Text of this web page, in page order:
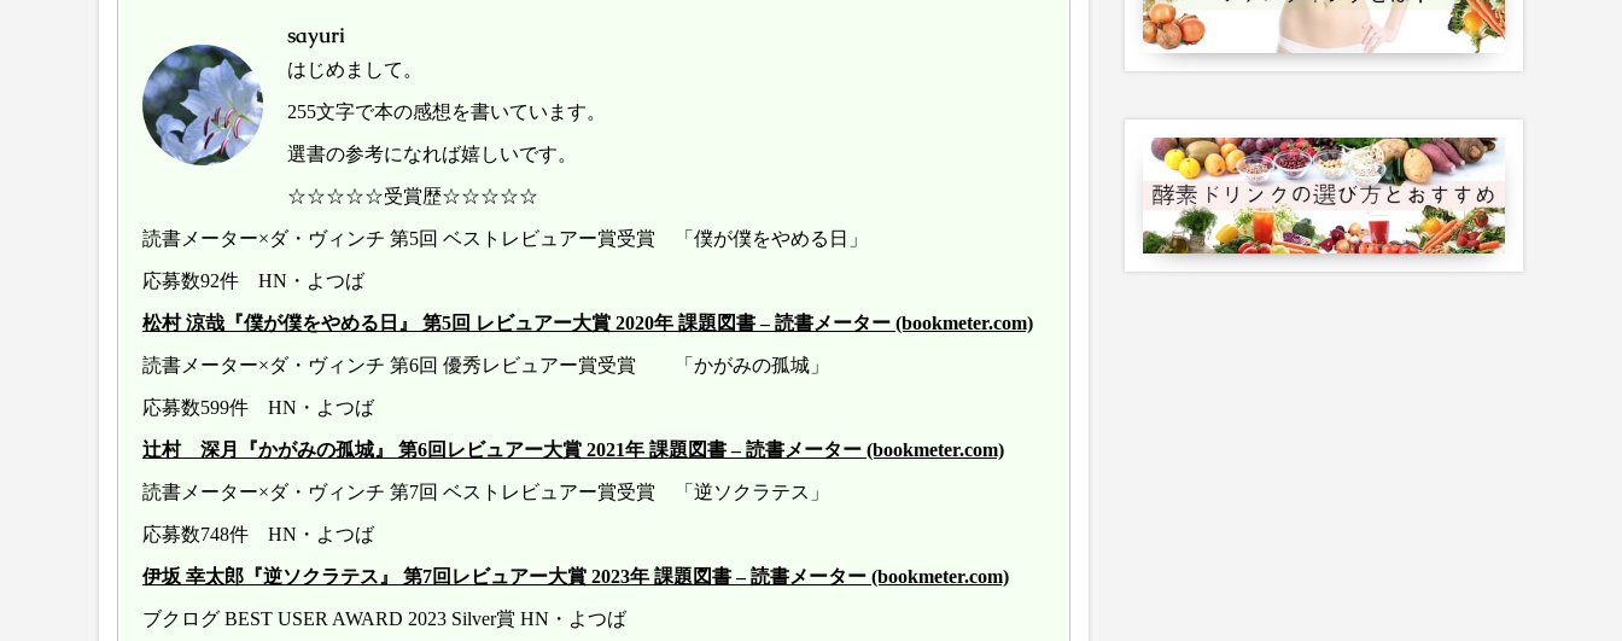
sayuri
はじめまして。
255文字で本の感想を書いています。
選書の参考になれば嬉しいです。
☆☆☆☆☆受賞歴☆☆☆☆☆
読書メーター×ダ・ヴィンチ 第5回 ベストレビュアー賞受賞 「僕が僕をやめる日」
応募数92件 HN・よつば
松村 涼哉『僕が僕をやめる日』 第5回 レビュアー大賞 2020年 課題図書 – 読書メーター (bookmeter.com)
読書メーター×ダ・ヴィンチ 第6回 優秀レビュアー賞受賞 「かがみの孤城」
応募数599件 HN・よつば
辻村 深月『かがみの孤城』 第6回レビュアー大賞 2021年 課題図書 – 読書メーター (bookmeter.com)
読書メーター×ダ・ヴィンチ 第7回 ベストレビュアー賞受賞 「逆ソクラテス」
応募数748件 HN・よつば
伊坂 幸太郎『逆ソクラテス』 第7回レビュアー大賞 2023年 課題図書 – 読書メーター (bookmeter.com)
ブクログ BEST USER AWARD 2023 Silver賞 HN・よつば